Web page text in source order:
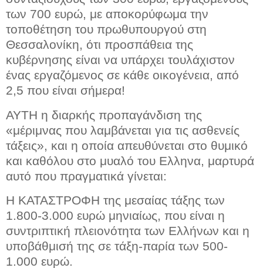
των 700 ευρώ, με αποκορύφωμα την
τοποθέτηση του πρωθυπουργού στη
Θεσσαλονίκη, ότι προσπάθεια της
κυβέρνησης είναι να υπάρχει τουλάχιστον
ένας εργαζόμενος σε κάθε οικογένεια, από
2,5 που είναι σήμερα!
ΑΥΤΗ η διαρκής προπαγάνδιση της
«μέριμνας που λαμβάνεται για τις ασθενείς
τάξεις», και η οποία απευθύνεται στο θυμικό
και καθόλου στο μυαλό του Ελληνα, μαρτυρά
αυτό που πραγματικά γίνεται:
Η ΚΑΤΑΣΤΡΟΦΗ της μεσαίας τάξης των
1.800-3.000 ευρώ μηνιαίως, που είναι η
συντριπτική πλειονότητα των Ελλήνων και η
υποβάθμισή της σε τάξη-παρία των 500-
1.000 ευρώ.